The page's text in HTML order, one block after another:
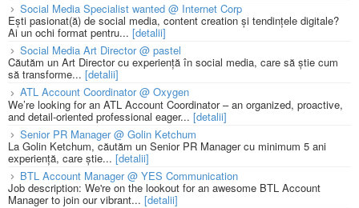
Social Media Specialist wanted @ Internet Corp
Ești pasionat(ă) de social media, content creation și tendințele digitale?
Ai un ochi format pentru... [detalii]
Social Media Art Director @ pastel
Căutăm un Art Director cu experiență în social media, care să știe cum
să transforme... [detalii]
ATL Account Coordinator @ Oxygen
We’re looking for an ATL Account Coordinator – an organized, proactive,
and detail-oriented professional eager... [detalii]
Senior PR Manager @ Golin Ketchum
La Golin Ketchum, căutăm un Senior PR Manager cu minimum 5 ani
experiență, care știe... [detalii]
BTL Account Manager @ YES Communication
Job description: We're on the lookout for an awesome BTL Account
Manager to join our vibrant... [detalii]